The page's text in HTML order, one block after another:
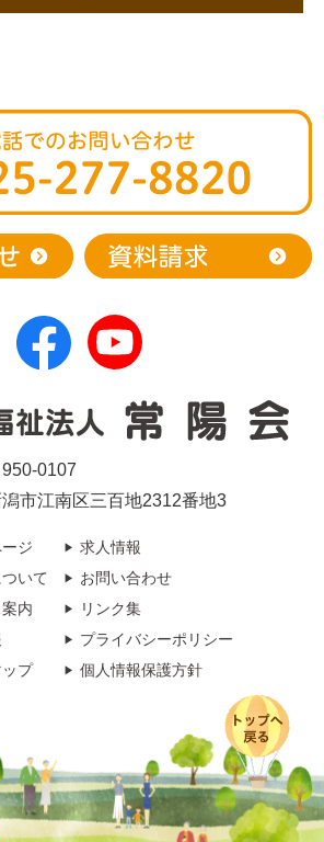
0107
潟市江南区三百地2312番地3
ージ
いて
内
プ
求人情報
お問い合わせ
リンク集
プライバシーポリシー
個人情報保護方針